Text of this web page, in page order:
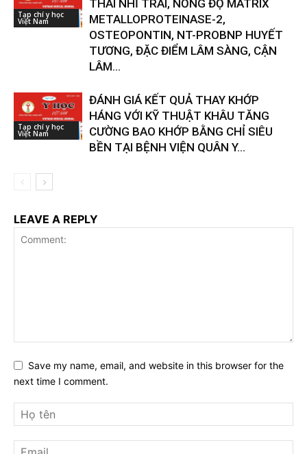
Tạp chí y học
Việt Nam
THÁI NHĨ TRÁI, NỒNG ĐỘ MATRIX
METALLOPROTEINASE-2,
OSTEOPONTIN, NT-PROBNP HUYẾT
TƯƠNG, ĐẶC ĐIỂM LÂM SÀNG, CẬN
LÂM...
Tạp chí y học
Việt Nam
ĐÁNH GIÁ KẾT QUẢ THAY KHỚP
HÁNG VỚI KỸ THUẬT KHÂU TĂNG
CƯỜNG BAO KHỚP BẰNG CHỈ SIÊU
BỀN TẠI BỆNH VIỆN QUÂN Y...
LEAVE A REPLY
Save my name, email, and website in this browser for the
next time I comment.